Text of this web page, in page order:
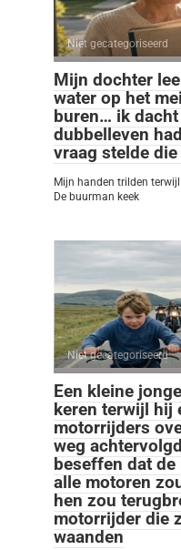
Niet gecategoriseerd
Mijn dochter
water op het
buren… ik
dubbelleven
vraag stelde
Mijn handen trilden
De buurman keek
Niet gecategoriseerd
Een kleine
keren terwijl hij
motorrijders
weg
beseffen dat
alle motoren
hen zou
motorrijder die
waanden